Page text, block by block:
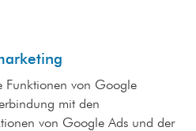
Funktionen von Google
mit den
von Google Ads und der